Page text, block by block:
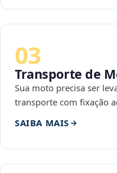
03
Transporte de
Sua moto precisa ser
transporte com fixação
SAIBA MAIS